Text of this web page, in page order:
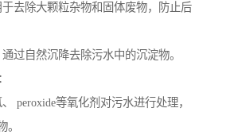
去除大颗粒杂物和固体废物，防止后
过自然沉降去除污水中的沉淀物。
peroxide等氧化剂对污水进行处理，
。